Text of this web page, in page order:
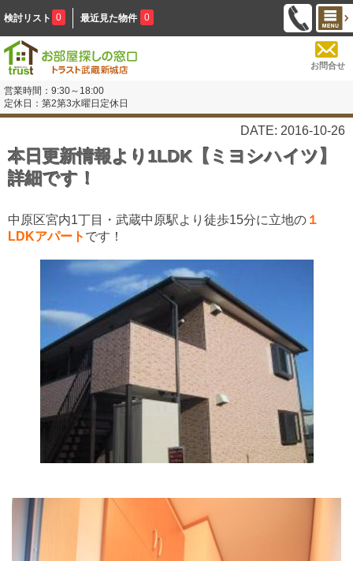
検討リスト 0 最近見た物件 0
お問合せ
営業時間：9:30～18:00
定休日：第2第3水曜日定休日
DATE: 2016-10-26
本日更新情報より1LDK【ミヨシハイツ】
詳細です！
中原区宮内1丁目・武蔵中原駅より徒歩15分に立地の １
LDKアパート です！